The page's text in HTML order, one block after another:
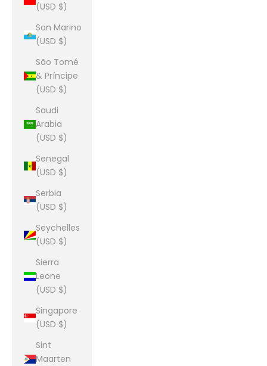
(USD $)
San Marino
(USD $)
São Tomé
& Príncipe
(USD $)
Saudi
Arabia
(USD $)
Senegal
(USD $)
Serbia
(USD $)
Seychelles
(USD $)
Sierra
Leone
(USD $)
Singapore
(USD $)
Sint
Maarten